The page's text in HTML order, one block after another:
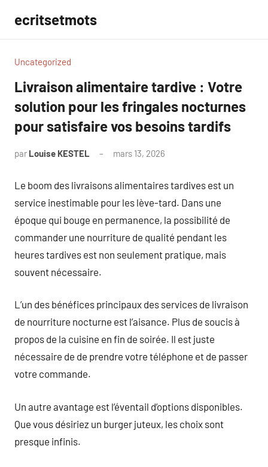
contenu
ecritsetmots
Uncategorized
Livraison alimentaire tardive : Votre
solution pour les fringales nocturnes
pour satisfaire vos besoins tardifs
par Louise KESTEL mars 13, 2026
Le boom des livraisons alimentaires tardives est un
service inestimable pour les lève-tard. Dans une
époque qui bouge en permanence, la possibilité de
commander une nourriture de qualité pendant les
heures tardives est non seulement pratique, mais
souvent nécessaire.
L’un des bénéfices principaux des services de livraison
de nourriture nocturne est l’aisance. Plus de soucis à
propos de la cuisine en fin de soirée. Il est juste
nécessaire de de prendre votre téléphone et de passer
votre commande.
Un autre avantage est l’éventail d’options disponibles.
Que vous désiriez un burger juteux, les choix sont
presque infinis.